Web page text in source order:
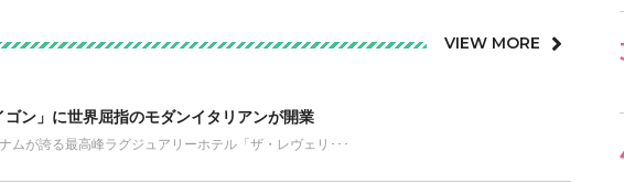
VIEW MORE
ゴン」に世界屈指のモダンイタリアンが開業
ムが誇る最高峰ラグジュアリーホテル「ザ・レヴェリ･･･